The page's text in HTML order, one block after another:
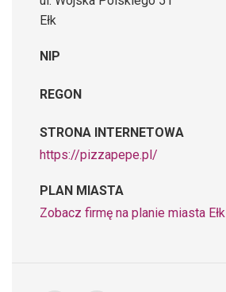
Ełk
NIP
REGON
STRONA INTERNETOWA
https://pizzapepe.pl/
PLAN MIASTA
Zobacz firmę na planie miasta Ełk